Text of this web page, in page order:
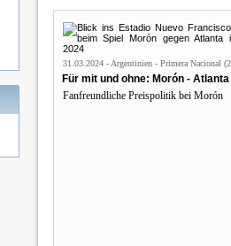
31.03.2024 - Argentinien - Primera Nacional
Für mit und ohne: Morón - Atlanta
Fanfreundliche Preispolitik bei Morón